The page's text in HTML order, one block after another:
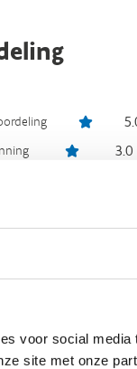
voor social media
site met onze
3.0